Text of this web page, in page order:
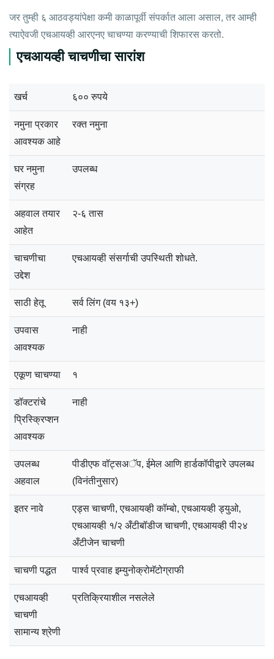
जर तुम्ही ६ आठवड्यांपेक्षा कमी काळापूर्वी संपर्कात आला असाल, तर आम्ही
त्याऐवजी एचआयव्ही आरएनए चाचण्या करण्याची शिफारस करतो.
एचआयव्ही चाचणीचा सारांश
खर्च ६०० रुपये
नमुना प्रकार
आवश्यक आहे
रक्त नमुना
घर नमुना
संग्रह
उपलब्ध
अहवाल तयार
आहेत
२-६ तास
चाचणीचा
उद्देश
एचआयव्ही संसर्गाची उपस्थिती शोधते.
साठी हेतू सर्व लिंग (वय १३+)
उपवास
आवश्यक
नाही
एकूण चाचण्या १
डॉक्टरांचे
प्रिस्क्रिप्शन
आवश्यक
नाही
उपलब्ध
अहवाल
पीडीएफ वॉट्सअॅप, ईमेल आणि हार्डकॉपीद्वारे उपलब्ध
(विनंतीनुसार)
इतर नावे
एड्स चाचणी, एचआयव्ही कॉम्बो, एचआयव्ही ड्युओ,
एचआयव्ही १/२ अँटीबॉडीज चाचणी, एचआयव्ही पी२४
अँटीजेन चाचणी
चाचणी पद्धत पार्श्व प्रवाह इम्युनोक्रोमॅटोग्राफी
एचआयव्ही
चाचणी
सामान्य श्रेणी
प्रतिक्रियाशील नसलेले